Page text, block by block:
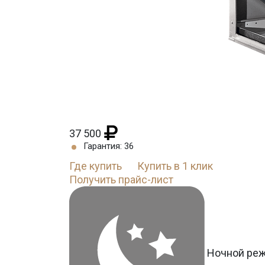
37 500
Гарантия: 36
Где купить
Купить в 1 клик
Получить прайс-лист
Ночной